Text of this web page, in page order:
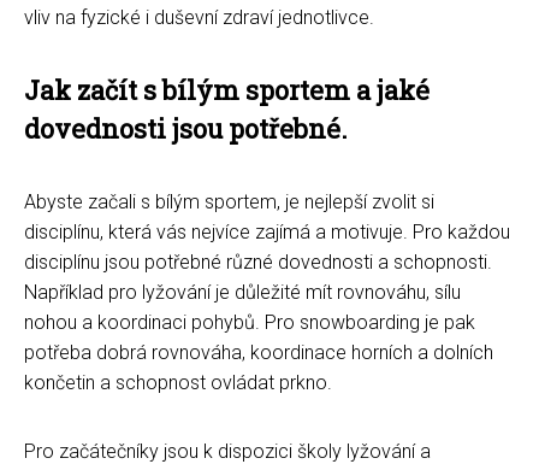
vliv na fyzické i duševní zdraví jednotlivce.
Jak začít s bílým sportem a jaké
dovednosti jsou potřebné.
Abyste začali s bílým sportem, je nejlepší zvolit si
disciplínu, která vás nejvíce zajímá a motivuje. Pro každou
disciplínu jsou potřebné různé dovednosti a schopnosti.
Například pro lyžování je důležité mít rovnováhu, sílu
nohou a koordinaci pohybů. Pro snowboarding je pak
potřeba dobrá rovnováha, koordinace horních a dolních
končetin a schopnost ovládat prkno.
Pro začátečníky jsou k dispozici školy lyžování a